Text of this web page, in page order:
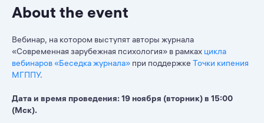
About the event
Вебинар, на котором выступят авторы журнала
«Современная зарубежная психология» в рамках цикла
вебинаров «Беседка журнала» при поддержке Точки кипения
МГППУ.
Дата и время проведения: 19 ноября (вторник) в 15:00
(Мск).